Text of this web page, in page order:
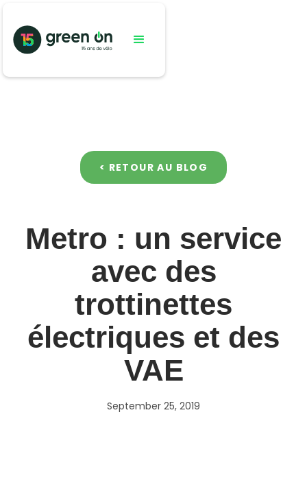
< RETOUR AU BLOG
Metro : un service
avec des
trottinettes
électriques et des
VAE
September 25, 2019